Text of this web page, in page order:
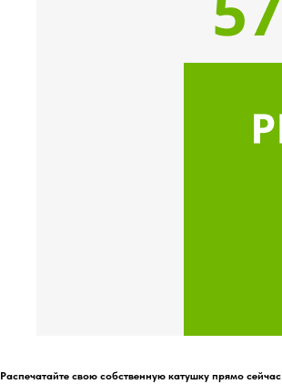
Распечатайте свою собственную катушку прямо сейчас